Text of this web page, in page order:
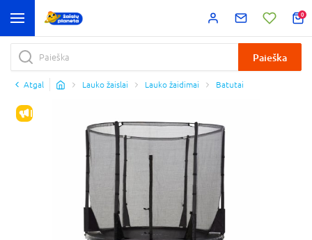
0
Paieška
Atgal Lauko žaislai Lauko žaidimai Batutai
IŠPARDAVIMAS